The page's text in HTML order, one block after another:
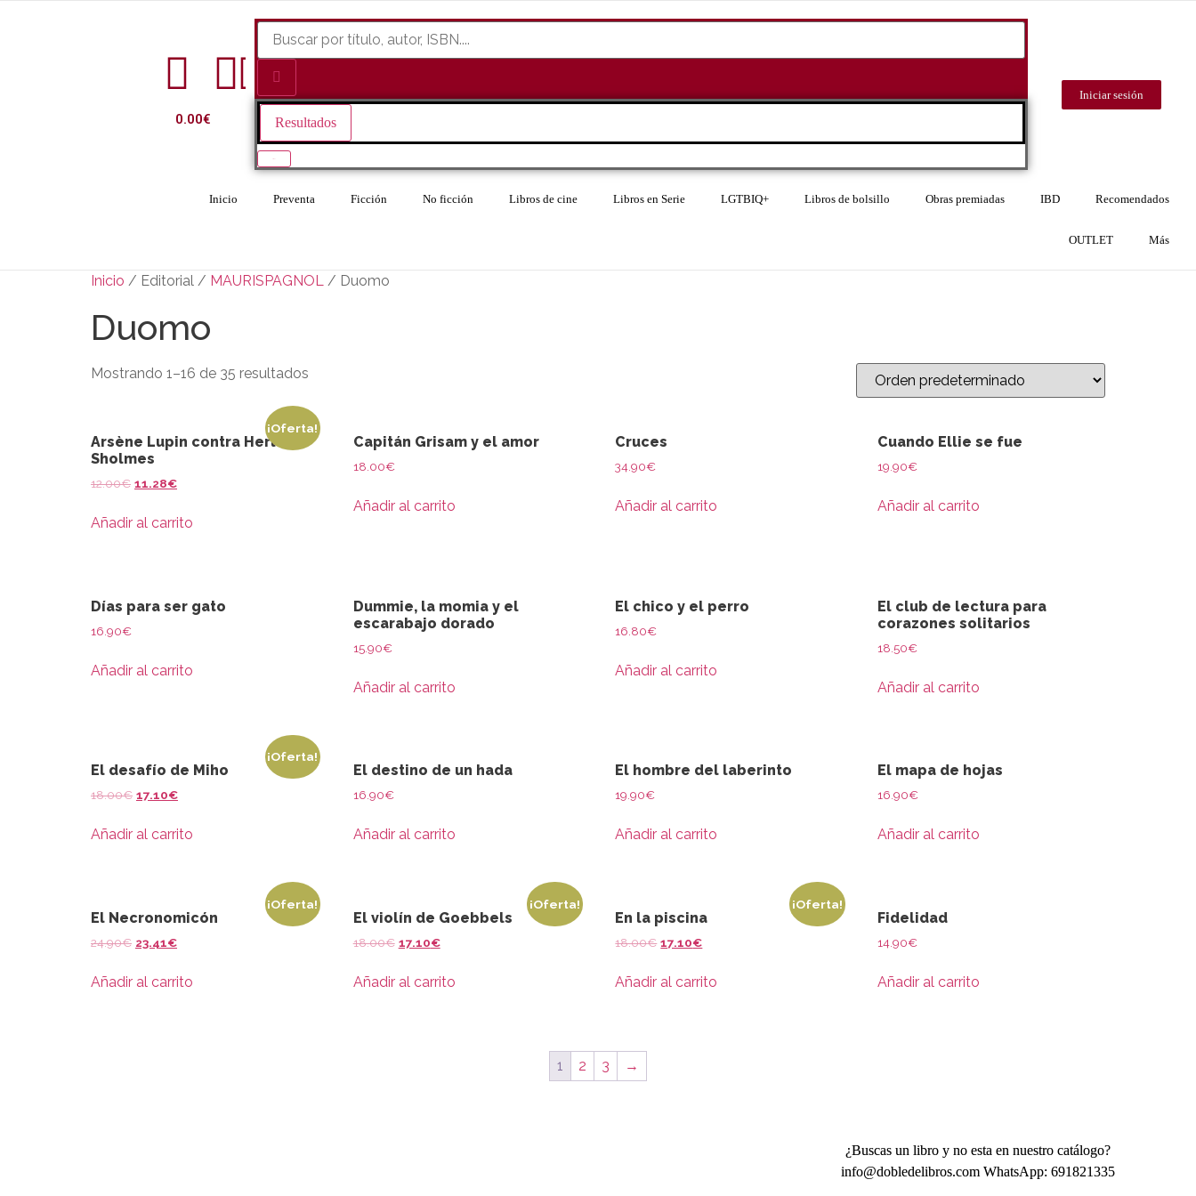
0.00€ Resultados
Iniciar sesión
Inicio Preventa Ficción No ficción Libros de cine Libros en Serie LGTBIQ+ Libros de bolsillo Obras premiadas IBD Recomendados
OUTLET Más
Inicio / Editorial / MAURISPAGNOL / Duomo
Duomo
Mostrando 1–16 de 35 resultados
¡Oferta!
Arsène Lupin contra Herlock
Sholmes
12.00€ 11.28€
Añadir al carrito
Capitán Grisam y el amor
18.00€
Añadir al carrito
Cruces
34.90€
Añadir al carrito
Cuando Ellie se fue
19.90€
Añadir al carrito
Días para ser gato
16.90€
Añadir al carrito
Dummie, la momia y el
escarabajo dorado
15.90€
Añadir al carrito
El chico y el perro
16.80€
Añadir al carrito
El club de lectura para
corazones solitarios
18.50€
Añadir al carrito
¡Oferta!
El desafío de Miho
18.00€ 17.10€
Añadir al carrito
El destino de un hada
16.90€
Añadir al carrito
El hombre del laberinto
19.90€
Añadir al carrito
El mapa de hojas
16.90€
Añadir al carrito
¡Oferta!
El Necronomicón
24.90€ 23.41€
Añadir al carrito
¡Oferta!
El violín de Goebbels
18.00€ 17.10€
Añadir al carrito
¡Oferta!
En la piscina
18.00€ 17.10€
Añadir al carrito
Fidelidad
14.90€
Añadir al carrito
1 2 3 →
¿Buscas un libro y no esta en nuestro catálogo?
info@dobledelibros.com WhatsApp: 691821335